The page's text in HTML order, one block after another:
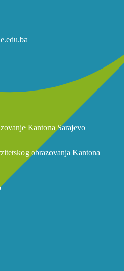
Kantona Sarajevo
obrazovanja Kantona